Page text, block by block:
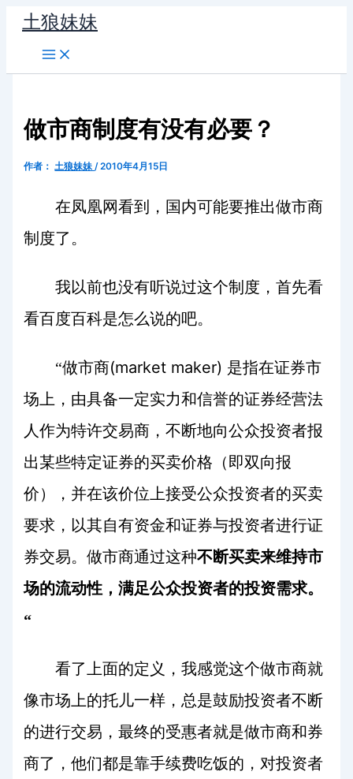
容
土狼妹妹
做市商制度有没有必要？
作者： 土狼妹妹/2010年4月15日
在凤凰网看到，国内可能要推出做市商
制度了。
我以前也没有听说过这个制度，首先看
看百度百科是怎么说的吧。
“做市商(market maker) 是指在证券市
场上，由具备一定实力和信誉的证券经营法
人作为特许交易商，不断地向公众投资者报
出某些特定证券的买卖价格（即双向报
价），并在该价位上接受公众投资者的买卖
要求，以其自有资金和证券与投资者进行证
券交易。做市商通过这种不断买卖来维持市
场的流动性，满足公众投资者的投资需求。
“
看了上面的定义，我感觉这个做市商就
像市场上的托儿一样，总是鼓励投资者不断
的进行交易，最终的受惠者就是做市商和券
商了，他们都是靠手续费吃饭的，对投资者